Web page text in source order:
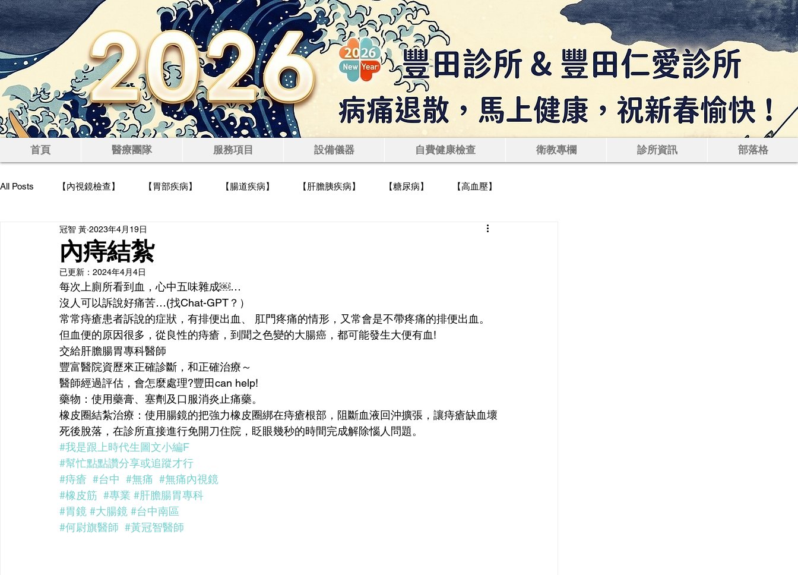
豐田診所 — 肝膽腸胃科｜無痛腸胃鏡｜健康檢
查
首頁 醫療團隊 服務項目 設備儀器 自費健康檢查 衛教專欄 診所資訊 部落格
All Posts 【內視鏡檢查】 【胃部疾病】 【腸道疾病】 【肝膽胰疾病】 【糖尿病】 【高血壓】
【高血脂】 【減重】
【疑難雜症】 【慢性病】
內痔結紮
冠智 黃 2023年4月19日
已更新： 2024年4月4日
每次上廁所看到血，心中五味雜成￼…
沒人可以訴說好痛苦…(找Chat-GPT？）
常常痔瘡患者訴說的症狀，有排便出血、 肛門疼痛的情形，又常會是不帶疼痛的排便出血。
但血便的原因很多，從良性的痔瘡，到聞之色變的大腸癌，都可能發生大便有血!
交給肝膽腸胃專科醫師
豐富醫院資歷來正確診斷，和正確治療～
醫師經過評估，會怎麼處理?豐田can help!
藥物：使用藥膏、塞劑及口服消炎止痛藥。
橡皮圈結紮治療：使用腸鏡的把強力橡皮圈綁在痔瘡根部，阻斷血液回沖擴張，讓痔瘡缺血壞
死後脫落，在診所直接進行免開刀住院，眨眼幾秒的時間完成解除惱人問題。
#我是跟上時代生圖文小編F
#幫忙點點讚分享或追蹤才行
#痔瘡 #台中 #無痛 #無痛內視鏡
#橡皮筋 #專業 #肝膽腸胃專科
#胃鏡 #大腸鏡 #台中南區
#何尉旗醫師 #黃冠智醫師